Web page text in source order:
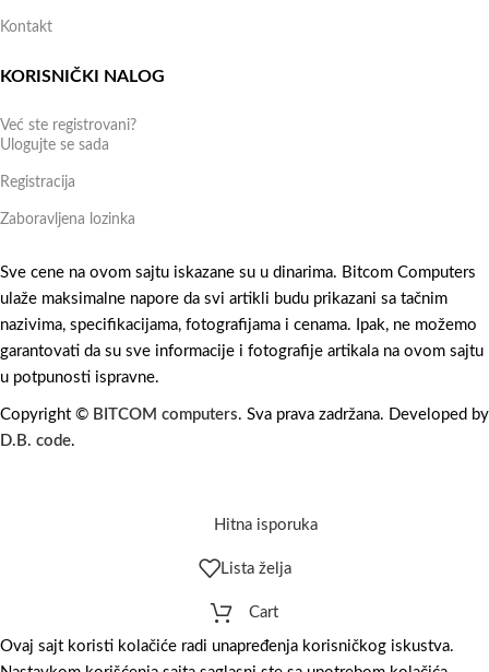
Kontakt
KORISNIČKI NALOG
Već ste registrovani?
Ulogujte se sada
Registracija
Zaboravljena lozinka
Sve cene na ovom sajtu iskazane su u dinarima. Bitcom Computers
ulaže maksimalne napore da svi artikli budu prikazani sa tačnim
nazivima, specifikacijama, fotografijama i cenama. Ipak, ne možemo
garantovati da su sve informacije i fotografije artikala na ovom sajtu
u potpunosti ispravne.
Copyright © BITCOM computers. Sva prava zadržana. Developed by
D.B. code.
Hitna isporuka
Lista želja
Cart
Ovaj sajt koristi kolačiće radi unapređenja korisničkog iskustva.